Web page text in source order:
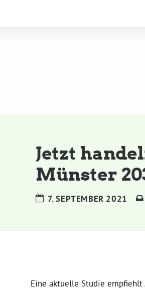
Jetzt
Münster
7. SEPTEMBER 2021
Eine aktuelle Studie empfiehlt